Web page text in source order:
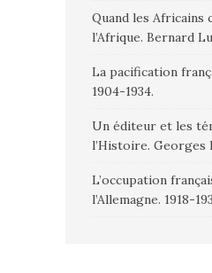
Quand les Africains
l’Afrique. Bernard
La pacification
1904-1934.
Un éditeur et les
l’Histoire. Georges
L’occupation
l’Allemagne. 1918-